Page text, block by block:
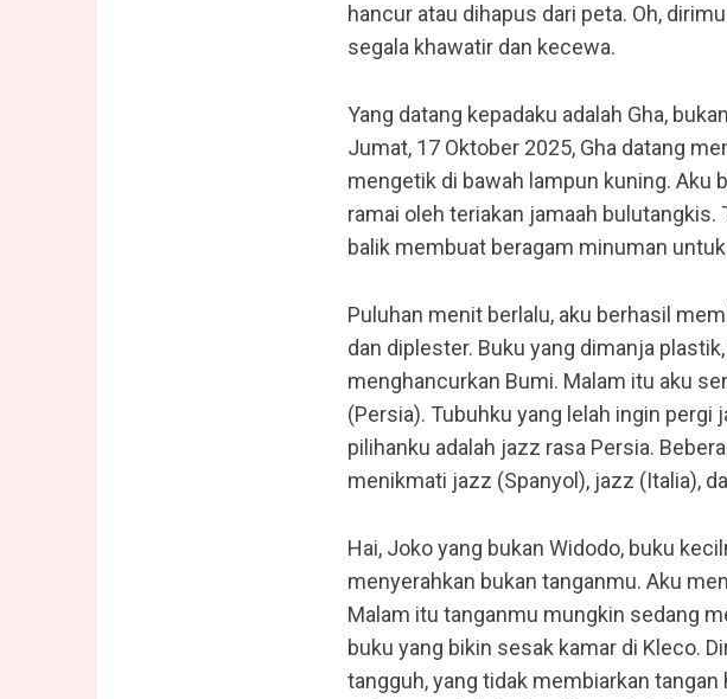
hancur atau dihapus dari peta. Oh,
segala khawatir dan kecewa.
Yang datang kepadaku adalah Gha,
Jumat, 17 Oktober 2025, Gha datang
mengetik di bawah lampun kuning. Aku
ramai oleh teriakan jamaah
balik membuat beragam minuman
Puluhan menit berlalu, aku berhasil
dan diplester. Buku yang dimanja
menghancurkan Bumi. Malam itu aku
(Persia). Tubuhku yang lelah ingin pergi
pilihanku adalah jazz rasa Persia.
menikmati jazz (Spanyol), jazz (Italia),
Hai, Joko yang bukan Widodo, buku
menyerahkan bukan tanganmu. Aku
Malam itu tanganmu mungkin sedang
buku yang bikin sesak kamar di Kleco.
tangguh, yang tidak membiarkan